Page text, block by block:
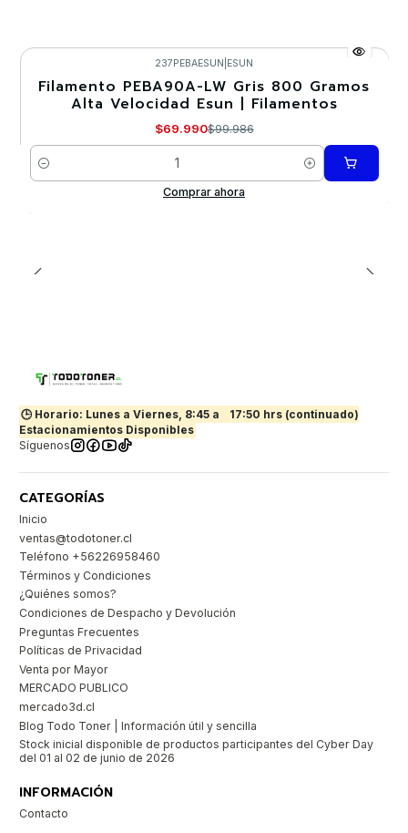
-30%
237PEBAESUN ESUN
Filamento PEBA90A-LW Gris 800 Gramos
Alta Velocidad Esun | Filamentos
$69.990$99.986
Cantidad
Comprar ahora
🕒 Horario: Lunes a Viernes, 8:45 a
17:50 hrs (continuado)
Estacionamientos Disponibles
Síguenos
CATEGORÍAS
Inicio
ventas@todotoner.cl
Teléfono +56226958460
Términos y Condiciones
¿Quiénes somos?
Condiciones de Despacho y Devolución
Preguntas Frecuentes
Políticas de Privacidad
Venta por Mayor
MERCADO PUBLICO
mercado3d.cl
Blog Todo Toner | Información útil y sencilla
Stock inicial disponible de productos participantes del Cyber Day
del 01 al 02 de junio de 2026
INFORMACIÓN
Contacto